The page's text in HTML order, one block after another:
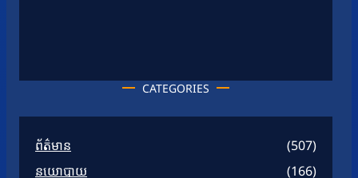
CATEGORIES
ព័ត៌មាន
(507)
នយោបាយ
(166)